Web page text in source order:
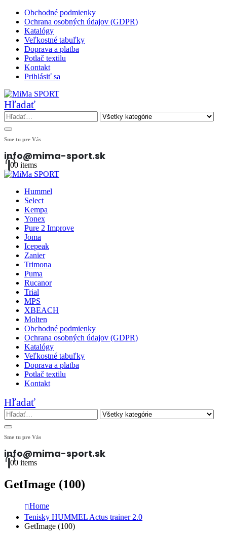
Obchodné podmienky
Ochrana osobných údajov (GDPR)
Katalógy
Veľkostné tabuľky
Doprava a platba
Potlač textilu
Kontakt
Prihlásiť sa
Hľadať
Sme tu pre Vás
info@mima-sport.sk
00 items
Hummel
Select
Kempa
Yonex
Pure 2 Improve
Joma
Icepeak
Zanier
Trimona
Puma
Rucanor
Trial
MPS
XBEACH
Molten
Obchodné podmienky
Ochrana osobných údajov (GDPR)
Katalógy
Veľkostné tabuľky
Doprava a platba
Potlač textilu
Kontakt
Hľadať
Sme tu pre Vás
info@mima-sport.sk
00 items
GetImage (100)
Home
Tenisky HUMMEL Actus trainer 2.0
GetImage (100)